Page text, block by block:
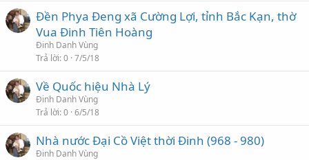
Đền Phya Đeng xã Cường Lợi, tỉnh Bắc Kạn, thờ
Vua Đinh Tiên Hoàng
Đinh Danh Vùng
Trả lời 0 7/5/18
Về Quốc hiệu Nhà Lý
Đinh Danh Vùng
Trả lời 0 6/5/18
Nhà nước Đại Cồ Việt thời Đinh (968 - 980)
Đinh Danh Vùng